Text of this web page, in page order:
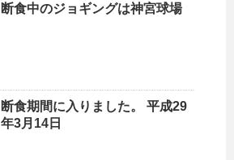
断食中のジョギングは神宮球場
断食期間に入りました。 平成29
年3月14日